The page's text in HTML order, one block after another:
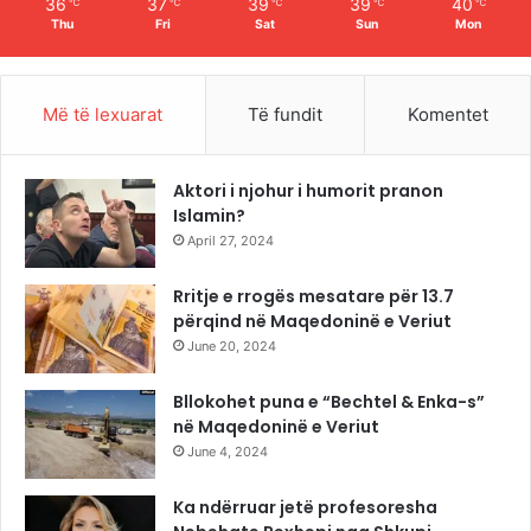
36 ℃
Thu
37 ℃
Fri
39 ℃
Sat
39 ℃
Sun
40 ℃
Mon
Më të lexuarat Të fundit Komentet
Aktori i njohur i humorit pranon
Islamin?
April 27, 2024
Rritje e rrogës mesatare për 13.7
përqind në Maqedoninë e Veriut
June 20, 2024
Bllokohet puna e “Bechtel & Enka-s”
në Maqedoninë e Veriut
June 4, 2024
Ka ndërruar jetë profesoresha